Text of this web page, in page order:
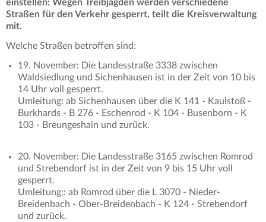
einstellen: Wegen Treibjagden werden verschiedene
Straßen für den Verkehr gesperrt, teilt die Kreisverwaltung
mit.
Welche Straßen betroffen sind:
19. November: Die Landesstraße 3338 zwischen
Waldsiedlung und Sichenhausen ist in der Zeit von 10 bis
14 Uhr voll gesperrt.
Umleitung: ab Sichenhausen über die K 141 - Kaulstoß -
Burkhards - B 276 - Eschenrod - K 104 - Busenborn - K
103 - Breungeshain und zurück.
20. November: Die Landesstraße 3165 zwischen Romrod
und Strebendorf ist in der Zeit von 9 bis 15 Uhr voll
gesperrt.
Umleitung:: ab Romrod über die L 3070 - Nieder-
Breidenbach - Ober-Breidenbach - K 124 - Strebendorf
und zurück.